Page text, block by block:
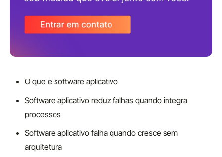
O que é software aplicativo
Software aplicativo reduz falhas quando integra
processos
Software aplicativo falha quando cresce sem
arquitetura